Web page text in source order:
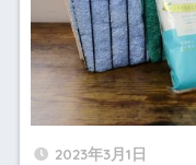
2023年3月1日